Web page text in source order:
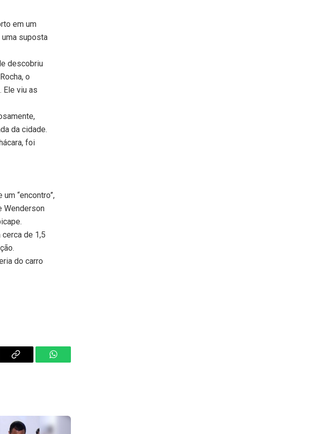
em um
suposta
descobriu
o
Ele viu as
da cidade.
foi
“encontro”,
Wenderson
de 1,5
do carro
Copy
WhatsApp